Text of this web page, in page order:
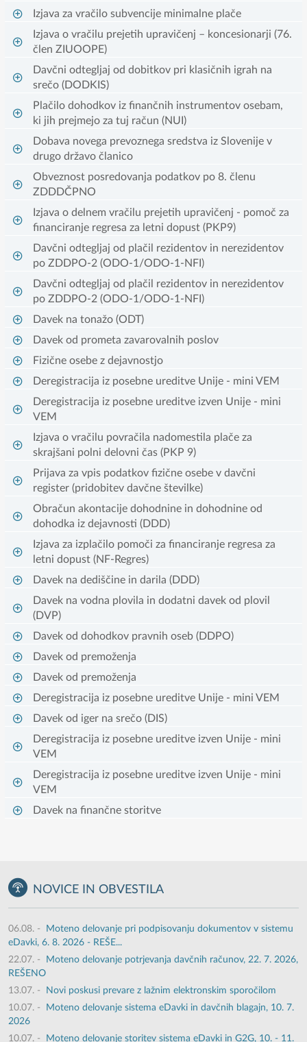
Izjava za vračilo subvencije minimalne plače
Izjava o vračilu prejetih upravičenj – koncesionarji (76.
člen ZIUOOPE)
Davčni odtegljaj od dobitkov pri klasičnih igrah na
srečo (DODKIS)
Plačilo dohodkov iz finančnih instrumentov osebam,
ki jih prejmejo za tuj račun (NUI)
Dobava novega prevoznega sredstva iz Slovenije v
drugo državo članico
Obveznost posredovanja podatkov po 8. členu
ZDDDČPNO
Izjava o delnem vračilu prejetih upravičenj - pomoč za
financiranje regresa za letni dopust (PKP9)
Davčni odtegljaj od plačil rezidentov in nerezidentov
po ZDDPO-2 (ODO-1/ODO-1-NFI)
Davčni odtegljaj od plačil rezidentov in nerezidentov
po ZDDPO-2 (ODO-1/ODO-1-NFI)
Davek na tonažo (ODT)
Davek od prometa zavarovalnih poslov
Fizične osebe z dejavnostjo
Deregistracija iz posebne ureditve Unije - mini VEM
Deregistracija iz posebne ureditve izven Unije - mini
VEM
Izjava o vračilu povračila nadomestila plače za
skrajšani polni delovni čas (PKP 9)
Prijava za vpis podatkov fizične osebe v davčni
register (pridobitev davčne številke)
Obračun akontacije dohodnine in dohodnine od
dohodka iz dejavnosti (DDD)
Izjava za izplačilo pomoči za financiranje regresa za
letni dopust (NF-Regres)
Davek na dediščine in darila (DDD)
Davek na vodna plovila in dodatni davek od plovil
(DVP)
Davek od dohodkov pravnih oseb (DDPO)
Davek od premoženja
Davek od premoženja
Deregistracija iz posebne ureditve Unije - mini VEM
Davek od iger na srečo (DIS)
Deregistracija iz posebne ureditve izven Unije - mini
VEM
Deregistracija iz posebne ureditve izven Unije - mini
VEM
Davek na finančne storitve
NOVICE IN OBVESTILA
06.08. -
Moteno delovanje pri podpisovanju dokumentov v sistemu
eDavki, 6. 8. 2026 - REŠE...
22.07. -
Moteno delovanje potrjevanja davčnih računov, 22. 7. 2026,
REŠENO
13.07. -
Novi poskusi prevare z lažnim elektronskim sporočilom
10.07. -
Moteno delovanje sistema eDavki in davčnih blagajn, 10. 7.
2026
10.07. - Moteno delovanje storitev sistema eDavki in G2G, 10. - 11.